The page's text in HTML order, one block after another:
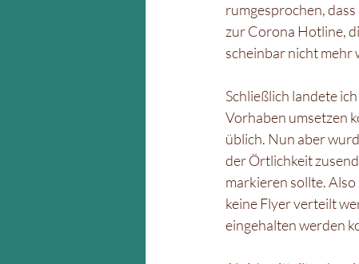
rumgesprochen,
zur Corona Hotline,
scheinbar nicht mehr
Schließlich landete
Vorhaben umsetzen
üblich. Nun aber
der Örtlichkeit
markieren sollte.
keine Flyer verteilt
eingehalten werden